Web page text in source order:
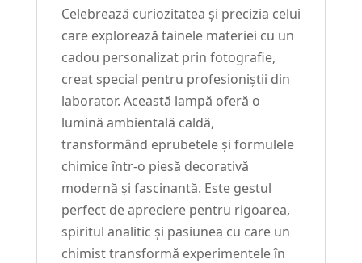
Celebrează curiozitatea și precizia celui
care explorează tainele materiei cu un
cadou personalizat prin fotografie,
creat special pentru profesioniștii din
laborator. Această lampă oferă o
lumină ambientală caldă,
transformând eprubetele și formulele
chimice într-o piesă decorativă
modernă și fascinantă. Este gestul
perfect de apreciere pentru rigoarea,
spiritul analitic și pasiunea cu care un
chimist transformă experimentele în